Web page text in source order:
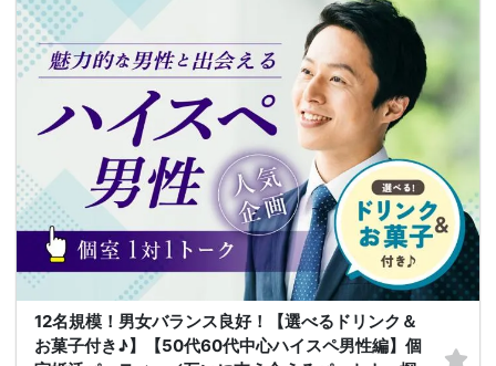
12名規模！男女バランス良好！【選べるドリンク＆
お菓子付き♪】【50代60代中心ハイスペ男性編】個